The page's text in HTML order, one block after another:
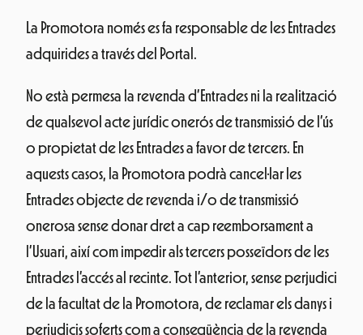
La Promotora només es fa responsable de les Entrades
adquirides a través del Portal.
No està permesa la revenda d’Entrades ni la realització
de qualsevol acte jurídic onerós de transmissió de l’ús
o propietat de les Entrades a favor de tercers. En
aquests casos, la Promotora podrà cancel·lar les
Entrades objecte de revenda i/o de transmissió
onerosa sense donar dret a cap reemborsament a
l’Usuari, així com impedir als tercers posseïdors de les
Entrades l’accés al recinte. Tot l’anterior, sense perjudici
de la facultat de la Promotora, de reclamar els danys i
perjudicis soferts com a conseqüència de la revenda